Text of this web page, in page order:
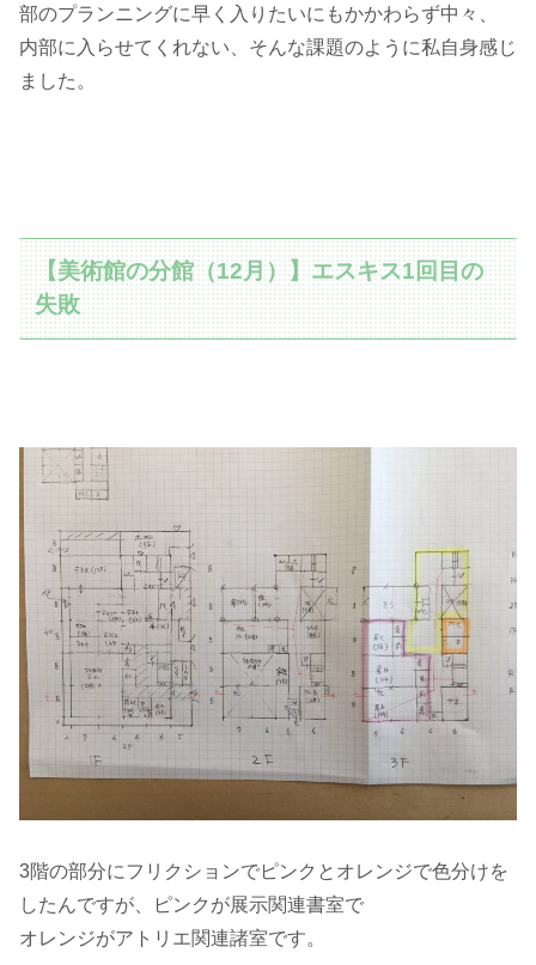
部のプランニングに早く入りたいにもかかわらず中々、
内部に入らせてくれない、そんな課題のように私自身感じ
ました。
【美術館の分館（12月）】エスキス1回目の
失敗
3階の部分にフリクションでピンクとオレンジで色分けを
したんですが、ピンクが展示関連書室で
オレンジがアトリエ関連諸室です。